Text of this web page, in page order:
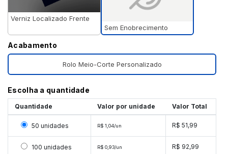
Verniz Localizado Frente
Sem Enobrecimento
Acabamento
Rolo Meio-Corte Personalizado
Escolha a quantidade
Quantidade Valor por unidade Valor Total
Selecionar 50 unidades
50 unidades R$ 1,04/un R$ 51,99
Selecionar 100 unidades
100 unidades R$ 0,93/un R$ 92,99